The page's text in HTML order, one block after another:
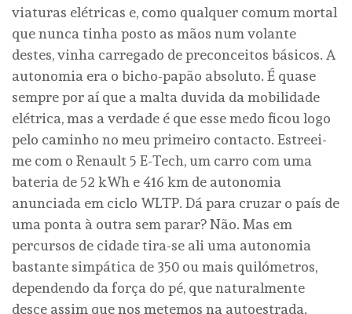
viaturas elétricas e, como qualquer comum mortal
que nunca tinha posto as mãos num volante
destes, vinha carregado de preconceitos básicos. A
autonomia era o bicho-papão absoluto. É quase
sempre por aí que a malta duvida da mobilidade
elétrica, mas a verdade é que esse medo ficou logo
pelo caminho no meu primeiro contacto. Estreei-
me com o Renault 5 E-Tech, um carro com uma
bateria de 52 kWh e 416 km de autonomia
anunciada em ciclo WLTP. Dá para cruzar o país de
uma ponta à outra sem parar? Não. Mas em
percursos de cidade tira-se ali uma autonomia
bastante simpática de 350 ou mais quilómetros,
dependendo da força do pé, que naturalmente
desce assim que nos metemos na autoestrada.